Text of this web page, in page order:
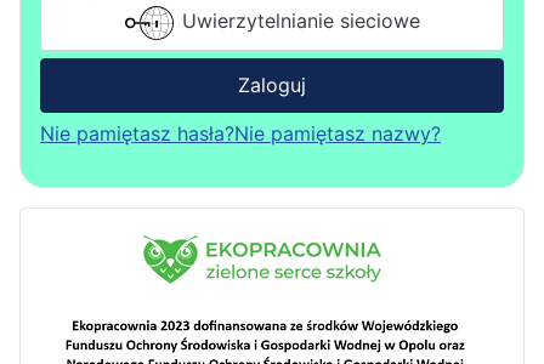
Uwierzytelnianie sieciowe
Zaloguj
Nie pamiętasz hasła?Nie pamiętasz nazwy?